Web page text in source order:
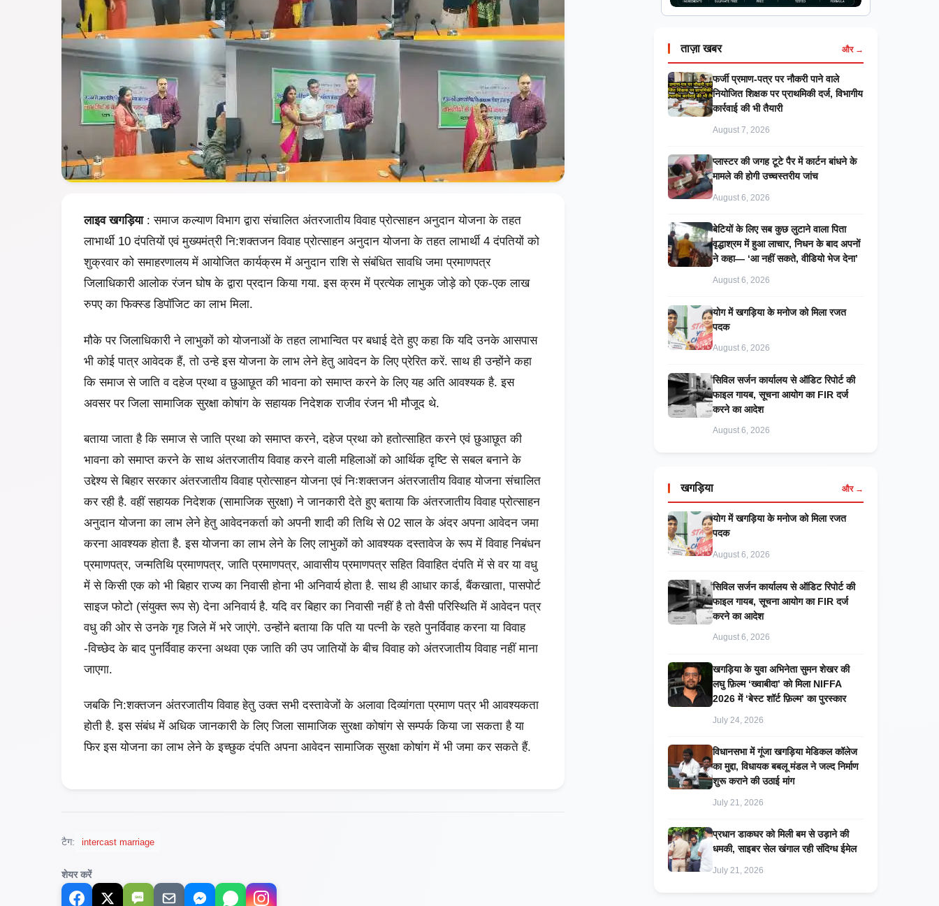
लाइव खगड़िया: समाज कल्‍याण विभाग द्वारा संचालित अंतरजातीय विवाह प्रोत्‍साहन अनुदान योजना के तहत
लाभार्थी 10 दंपतियों एवं मुख्‍यमंत्री नि:शक्‍तजन विवाह प्रोत्‍साहन अनुदान योजना के तहत लाभार्थी 4 दंपतियों को
शुक्रवार को समाहरणालय में आयोजित कार्यक्रम में अनुदान राशि से संबंधित सावधि जमा प्रमाणपत्र
जिलाधिकारी आलोक रंजन घोष के द्वारा प्रदान किया गया. इस क्रम में प्रत्येक लाभुक जोड़े को एक-एक लाख
रुपए का फिक्स्ड डिपॉजिट का लाभ मिला.
मौके पर जिलाधिकारी ने लाभुकों को योजनाओं के तहत लाभान्वित पर बधाई देते हुए कहा कि यदि उनके आसपास
भी कोई पात्र आवेदक हैं, तो उन्‍हे इस योजना के लाभ लेने हेतु आवेदन के लिए प्रेरित करें. साथ ही उन्‍होंने कहा
कि समाज से जाति व दहेज प्रथा व छुआछूत की भावना को समाप्‍त करने के लिए यह अति आवश्‍यक है. इस
अवसर पर जिला सामाजिक सुरक्षा कोषांग के सहायक निदेशक राजीव रंजन भी मौजूद थे.
बताया जाता है कि समाज से जाति प्रथा को समाप्त करने, दहेज प्रथा को हतोत्साहित करने एवं छुआछूत की
भावना को समाप्त करने के साथ अंतरजातीय विवाह करने वाली महिलाओं को आर्थिक दृष्टि से सबल बनाने के
उद्देश्य से बिहार सरकार अंतरजातीय विवाह प्रोत्साहन योजना एवं निःशक्तजन अंतरजातीय विवाह योजना संचालित
कर रही है. वहीं सहायक निदेशक (सामाजिक सुरक्षा) ने जानकारी देते हुए बताया कि अंतरजातीय विवाह प्रोत्‍साहन
अनुदान योजना का लाभ लेने हेतु आवेदनकर्ता को अपनी शादी की तिथि से 02 साल के अंदर अपना आवेदन जमा
करना आवश्‍यक होता है. इस योजना का लाभ लेने के लिए लाभुकों को आवश्यक दस्तावेज के रूप में विवाह निबंधन
प्रमाणपत्र, जन्‍मतिथि प्रमाणपत्र, जाति प्रमाणपत्र, आवासीय प्रमाणपत्र सहित विवाहित दंपति में से वर या वधु
में से किसी एक को भी बिहार राज्‍य का निवासी होना भी अनिवार्य होता है. साथ ही आधार कार्ड, बैंकखाता, पासपोर्ट
साइज फोटो (संयुक्‍त रूप से) देना अनिवार्य है. यदि वर बिहार का निवासी नहीं है तो वैसी परिस्थिति में आवेदन पत्र
वधु की ओर से उनके गृह जिले में भरे जाएंगे. उन्‍होंने बताया कि पति या पत्‍नी के रहते पुनर्विवाह करना या विवाह
-विच्‍छेद के बाद पुनर्विवाह करना अथवा एक जाति की उप जातियों के बीच विवाह को अंतरजातीय विवाह नहीं माना
जाएगा.
जबकि नि:शक्‍तजन अंतरजातीय विवाह हेतु उक्त सभी दस्तावेजों के अलावा दिव्‍यांगता प्रमाण पत्र भी आवश्यकता
होती है. इस संबंध में अधिक जानकारी के लिए जिला सामाजिक सुरक्षा कोषांग से सम्‍पर्क किया जा सकता है या
फिर इस योजना का लाभ लेने के इच्छुक दंपति अपना आवेदन सामाजिक सुरक्षा कोषांग में भी जमा कर सकते हैं.
टैग: intercast marriage
शेयर करें
SMS
ताज़ा खबर और →
फर्जी प्रमाण-पत्र पर नौकरी पाने वाले
नियोजित शिक्षक पर प्राथमिकी दर्ज, विभागीय
कार्रवाई की भी तैयारी
August 7, 2026
प्लास्टर की जगह टूटे पैर में कार्टन बांधने के
मामले की होगी उच्चस्तरीय जांच
August 6, 2026
बेटियों के लिए सब कुछ लुटाने वाला पिता
वृद्धाश्रम में हुआ लाचार, निधन के बाद अपनों
ने कहा— ‘आ नहीं सकते, वीडियो भेज देना’
August 6, 2026
​योग में खगड़िया के मनोज को मिला रजत
पदक
August 6, 2026
सिविल सर्जन कार्यालय से ऑडिट रिपोर्ट की
फाइल गायब, सूचना आयोग का FIR दर्ज
करने का आदेश
August 6, 2026
खगड़िया और →
​योग में खगड़िया के मनोज को मिला रजत
पदक
August 6, 2026
सिविल सर्जन कार्यालय से ऑडिट रिपोर्ट की
फाइल गायब, सूचना आयोग का FIR दर्ज
करने का आदेश
August 6, 2026
खगड़िया के युवा अभिनेता सुमन शेखर की
लघु फ़िल्म ‘ख्वाबीदा’ को मिला NIFFA
2026 में ‘बेस्ट शॉर्ट फ़िल्म’ का पुरस्कार
July 24, 2026
विधानसभा में गूंजा खगड़िया मेडिकल कॉलेज
का मुद्दा, विधायक बबलू मंडल ने जल्द निर्माण
शुरू कराने की उठाई मांग
July 21, 2026
प्रधान डाकघर को मिली बम से उड़ाने की
धमकी, साइबर सेल खंगाल रही संदिग्ध ईमेल
July 21, 2026